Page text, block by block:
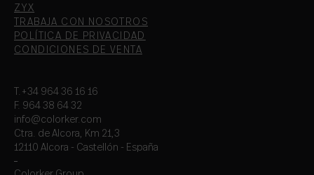
ZYX
TRABAJA CON NOSOTROS
POLÍTICA DE PRIVACIDAD
CONDICIONES DE VENTA
T.+34 964 36 16 16
F. 964 38 64 32
info@colorker.com
Ctra. de Alcora, Km 21,3
12110 Alcora - Castellón - España